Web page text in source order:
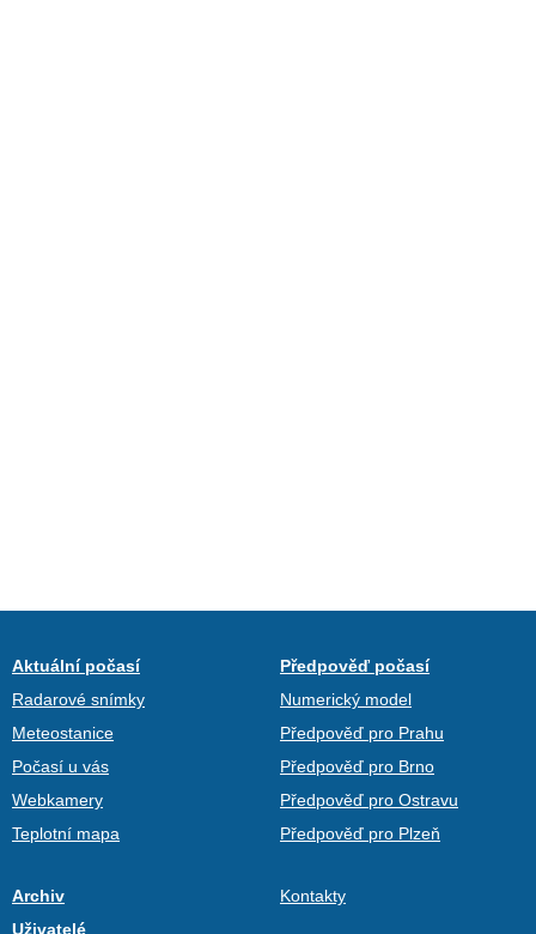
Aktuální počasí
Radarové snímky
Meteostanice
Počasí u vás
Webkamery
Teplotní mapa
Předpověď počasí
Numerický model
Předpověď pro Prahu
Předpověď pro Brno
Předpověď pro Ostravu
Předpověď pro Plzeň
Archiv
Uživatelé
Kontakty